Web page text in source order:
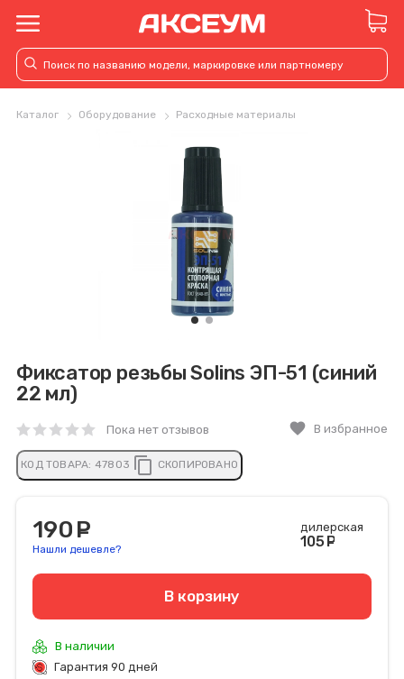
Каталог Оборудование Расходные материалы
Фиксатор резьбы Solins ЭП-51 (синий
22 мл)
Пока нет отзывов favorite В избранное
КОД ТОВАРА: 47803 content_copy СКОПИРОВАНО
190
Нашли дешевле?
дилерская
105
В корзину
В наличии
Гарантия 90 дней